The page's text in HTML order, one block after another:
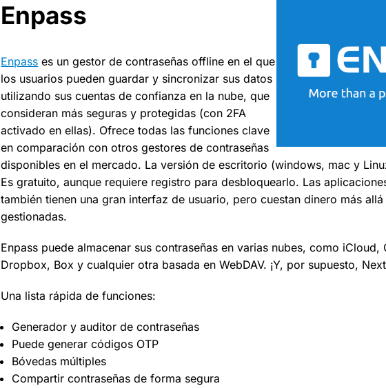
Enpass
Enpass es un gestor de contraseñas offline en el que
los usuarios pueden guardar y sincronizar sus datos
utilizando sus cuentas de confianza en la nube, que
consideran más seguras y protegidas (con 2FA
activado en ellas). Ofrece todas las funciones clave
en comparación con otros gestores de contraseñas
disponibles en el mercado. La versión de escritorio (windows, mac y
Es gratuito, aunque requiere registro para desbloquearlo. Las
también tienen una gran interfaz de usuario, pero cuestan dinero más
gestionadas.
Enpass puede almacenar sus contraseñas en varias nubes, como iCloud,
Dropbox, Box y cualquier otra basada en WebDAV. ¡Y, por supuesto,
Una lista rápida de funciones:
Generador y auditor de contraseñas
Puede generar códigos OTP
Bóvedas múltiples
Compartir contraseñas de forma segura